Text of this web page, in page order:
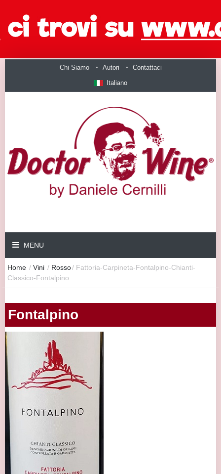
Chi Siamo Autori Contattaci
Italiano
MENU
Home / Vini / Rosso/ Fattoria-Carpineta-Fontalpino-Chianti-
Classico-Fontalpino
Fontalpino